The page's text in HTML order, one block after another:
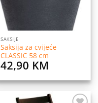
SAKSIJE
Saksija za cvijeće
CLASSIC 58 cm
42,90 KM